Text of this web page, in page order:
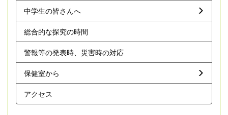
中学生の皆さんへ
総合的な探究の時間
警報等の発表時、災害時の対応
保健室から
アクセス